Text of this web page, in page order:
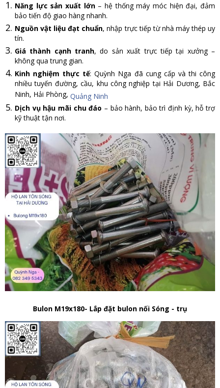
Năng lực sản xuất lớn– hệ thống máy móc hiện đại, đảm
bảo tiến độ giao hàng nhanh.
Nguồn vật liệu đạt chuẩn, nhập trực tiếp từ nhà máy thép uy
tín.
Giá thành cạnh tranh, do sản xuất trực tiếp tại xưởng –
không qua trung gian.
Kinh nghiệm thực tế: Quỳnh Nga đã cung cấp và thi công
nhiều tuyến đường, cầu, khu công nghiệp tại Hải Dương, Bắc
Ninh, Hải Phòng, Quảng Ninh
Dịch vụ hậu mãi chu đáo – bảo hành, bảo trì định kỳ, hỗ trợ
kỹ thuật tận nơi.
Bulon M19x180- Lắp đặt bulon nối Sóng - trụ